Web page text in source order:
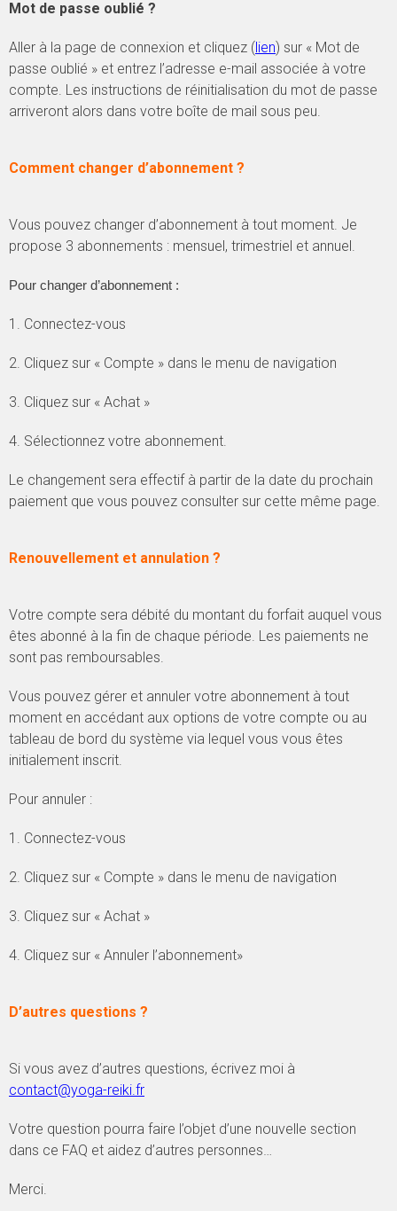
Mot de passe oublié ?
Aller à la page de connexion et cliquez (lien) sur « Mot de
passe oublié » et entrez l’adresse e-mail associée à votre
compte. Les instructions de réinitialisation du mot de passe
arriveront alors dans votre boîte de mail sous peu.
Comment changer d’abonnement ?
Vous pouvez changer d’abonnement à tout moment. Je
propose 3 abonnements : mensuel, trimestriel et annuel.
Pour changer d’abonnement :
1. Connectez-vous
2. Cliquez sur « Compte » dans le menu de navigation
3. Cliquez sur « Achat »
4. Sélectionnez votre abonnement.
Le changement sera effectif à partir de la date du prochain
paiement que vous pouvez consulter sur cette même page.
Renouvellement et annulation ?
Votre compte sera débité du montant du forfait auquel vous
êtes abonné à la fin de chaque période. Les paiements ne
sont pas remboursables.
Vous pouvez gérer et annuler votre abonnement à tout
moment en accédant aux options de votre compte ou au
tableau de bord du système via lequel vous vous êtes
initialement inscrit.
Pour annuler :
1. Connectez-vous
2. Cliquez sur « Compte » dans le menu de navigation
3. Cliquez sur « Achat »
4. Cliquez sur « Annuler l’abonnement»
D’autres questions ?
Si vous avez d’autres questions, écrivez moi à
contact@yoga-reiki.fr
Votre question pourra faire l’objet d’une nouvelle section
dans ce FAQ et aidez d’autres personnes…
Merci.